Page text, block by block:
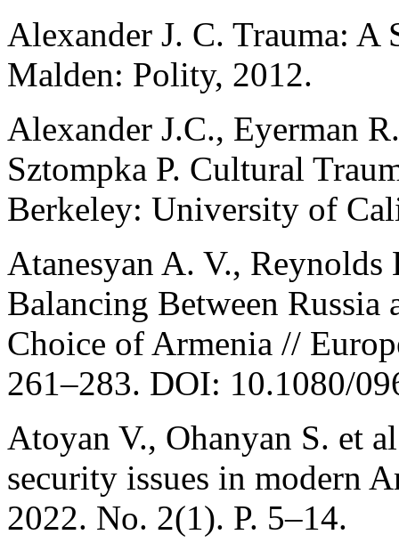
Alexander J. C. Trauma:
Malden: Polity, 2012.
Alexander J.C., Eyerman
Sztompka P. Cultural
Berkeley: University of
Atanesyan A. V.,
Balancing Between Russia
Choice of Armenia //
261–283. DOI: 10.1080/
Atoyan V., Ohanyan S. et
security issues in modern
2022. No. 2(1). P. 5–14.